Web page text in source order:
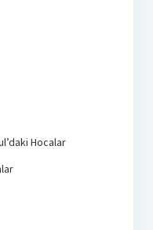
Hocalar